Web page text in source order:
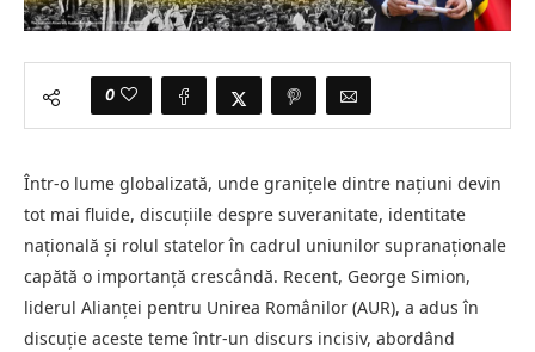
0
Într-o lume globalizată, unde granițele dintre națiuni devin
tot mai fluide, discuțiile despre suveranitate, identitate
națională și rolul statelor în cadrul uniunilor supranaționale
capătă o importanță crescândă. Recent, George Simion,
liderul Alianței pentru Unirea Românilor (AUR), a adus în
discuție aceste teme într-un discurs incisiv, abordând